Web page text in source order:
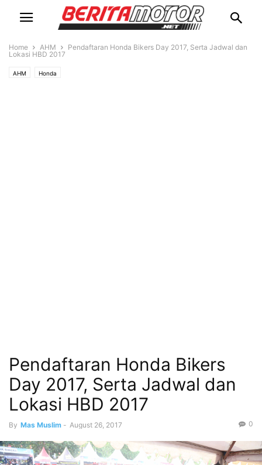
Home AHM
Pendaftaran Honda Bikers Day 2017, Serta Jadwal dan
Lokasi HBD 2017
AHM Honda
Pendaftaran Honda Bikers
Day 2017, Serta Jadwal dan
Lokasi HBD 2017
By Mas Muslim - August 26, 2017 0